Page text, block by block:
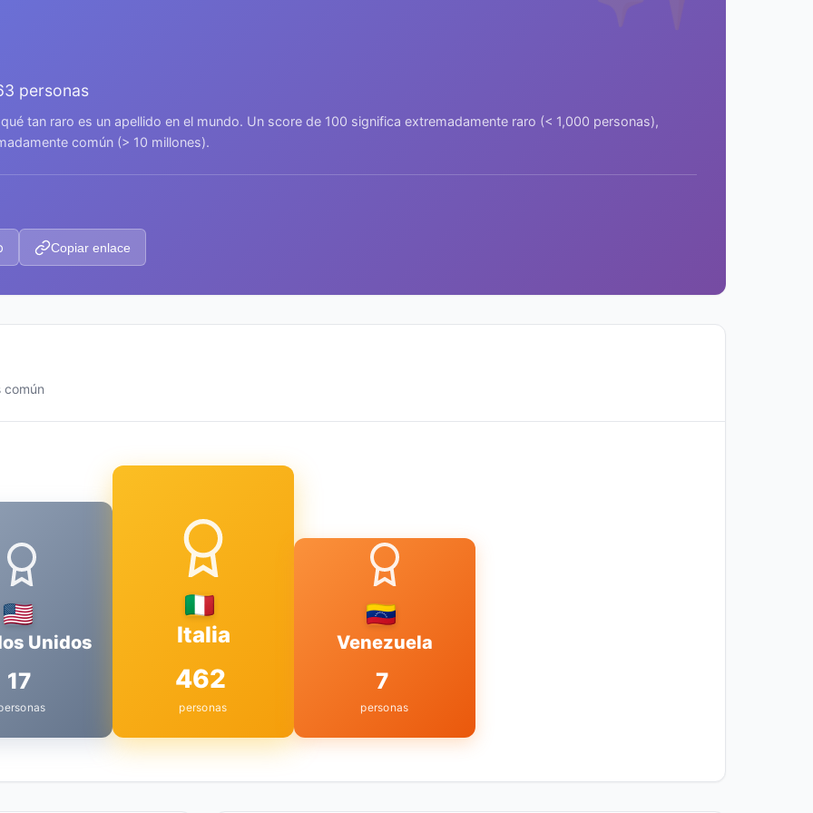
personas
tan raro es un apellido en el mundo. Un score de 100 significa extremadamente raro (< 1,000 personas),
común (> 10 millones).
Copiar enlace
común
Unidos
17
Italia
462
personas
Venezuela
7
personas